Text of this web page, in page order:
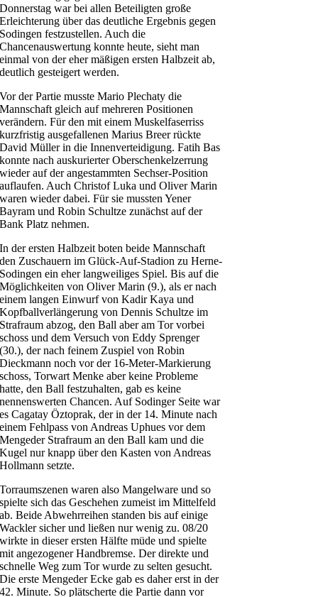
Donnerstag war bei allen Beteiligten große
Erleichterung über das deutliche Ergebnis gegen
Sodingen festzustellen. Auch die
Chancenauswertung konnte heute, sieht man
einmal von der eher mäßigen ersten Halbzeit ab,
deutlich gesteigert werden.
Vor der Partie musste Mario Plechaty die
Mannschaft gleich auf mehreren Positionen
verändern. Für den mit einem Muskelfaserriss
kurzfristig ausgefallenen Marius Breer rückte
David Müller in die Innenverteidigung. Fatih Bas
konnte nach auskurierter Oberschenkelzerrung
wieder auf der angestammten Sechser-Position
auflaufen. Auch Christof Luka und Oliver Marin
waren wieder dabei. Für sie mussten Yener
Bayram und Robin Schultze zunächst auf der
Bank Platz nehmen.
In der ersten Halbzeit boten beide Mannschaft
den Zuschauern im Glück-Auf-Stadion zu Herne-
Sodingen ein eher langweiliges Spiel. Bis auf die
Möglichkeiten von Oliver Marin (9.), als er nach
einem langen Einwurf von Kadir Kaya und
Kopfballverlängerung von Dennis Schultze im
Strafraum abzog, den Ball aber am Tor vorbei
schoss und dem Versuch von Eddy Sprenger
(30.), der nach feinem Zuspiel von Robin
Dieckmann noch vor der 16-Meter-Markierung
schoss, Torwart Menke aber keine Probleme
hatte, den Ball festzuhalten, gab es keine
nennenswerten Chancen. Auf Sodinger Seite war
es Cagatay Öztoprak, der in der 14. Minute nach
einem Fehlpass von Andreas Uphues vor dem
Mengeder Strafraum an den Ball kam und die
Kugel nur knapp über den Kasten von Andreas
Hollmann setzte.
Torraumszenen waren also Mangelware und so
spielte sich das Geschehen zumeist im Mittelfeld
ab. Beide Abwehrreihen standen bis auf einige
Wackler sicher und ließen nur wenig zu. 08/20
wirkte in dieser ersten Hälfte müde und spielte
mit angezogener Handbremse. Der direkte und
schnelle Weg zum Tor wurde zu selten gesucht.
Die erste Mengeder Ecke gab es daher erst in der
42. Minute. So plätscherte die Partie dann vor